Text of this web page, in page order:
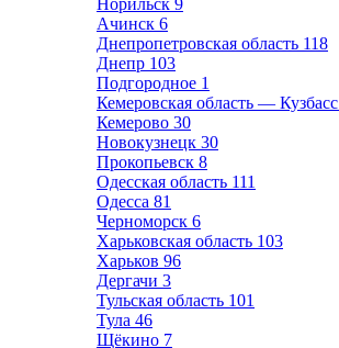
Норильск 9
Ачинск 6
Днепропетровская область 118
Днепр 103
Подгородное 1
Кемеровская область — Кузбасс
Кемерово 30
Новокузнецк 30
Прокопьевск 8
Одесская область 111
Одесса 81
Черноморск 6
Харьковская область 103
Харьков 96
Дергачи 3
Тульская область 101
Тула 46
Щёкино 7